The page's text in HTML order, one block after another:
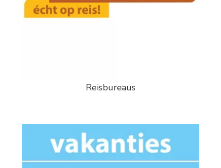
Reisbureaus